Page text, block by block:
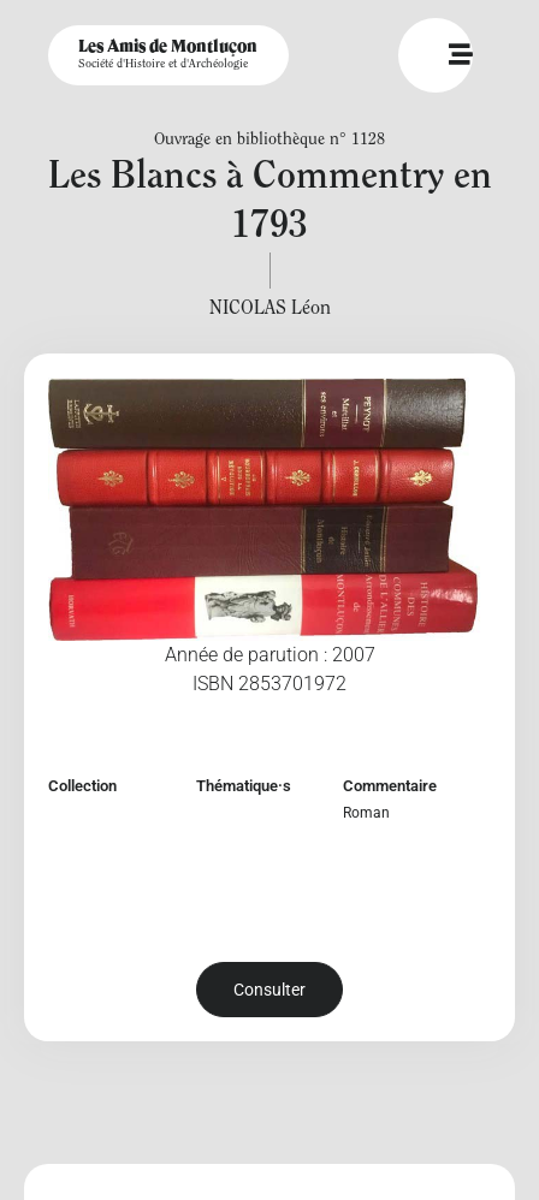
Les Amis de Montluçon
Société d'Histoire et d'Archéologie
Ouvrage en bibliothèque n° 1128
Les Blancs à Commentry en
1793
NICOLAS Léon
Année de parution : 2007
ISBN 2853701972
Collection Thématique·s Commentaire
Roman
Consulter